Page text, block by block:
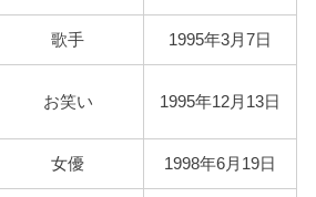
歌手 1995年3月7日
お笑い 1995年12月13日
女優 1998年6月19日